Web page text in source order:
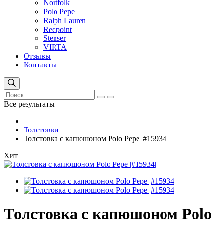
Nortfolk
Polo Pepe
Ralph Lauren
Redpoint
Stenser
VIRTA
Отзывы
Контакты
Все результаты
Толстовки
Толстовка с капюшоном Polo Pepe |#15934|
Хит
Толстовка с капюшоном Polo